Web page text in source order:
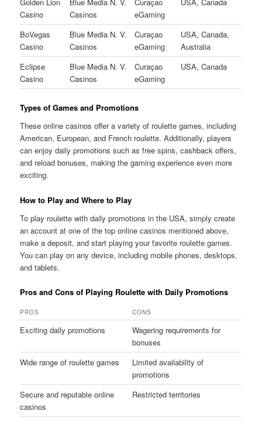
Casino
Casinos
eGaming
BoVegas
Casino
Blue Media N. V.
Casinos
Curaçao
eGaming
USA, Canada,
Australia
Eclipse
Casino
Blue Media N. V.
Casinos
Curaçao
eGaming
USA, Canada
Types of Games and Promotions
These online casinos offer a variety of roulette games, including
American, European, and French roulette. Additionally, players
can enjoy daily promotions such as free spins, cashback offers,
and reload bonuses, making the gaming experience even more
exciting.
How to Play and Where to Play
To play roulette with daily promotions in the USA, simply create
an account at one of the top online casinos mentioned above,
make a deposit, and start playing your favorite roulette games.
You can play on any device, including mobile phones, desktops,
and tablets.
Pros and Cons of Playing Roulette with Daily Promotions
PROS CONS
Exciting daily promotions
Wagering requirements for
bonuses
Wide range of roulette games
Limited availability of
promotions
Secure and reputable online
casinos
Restricted territories